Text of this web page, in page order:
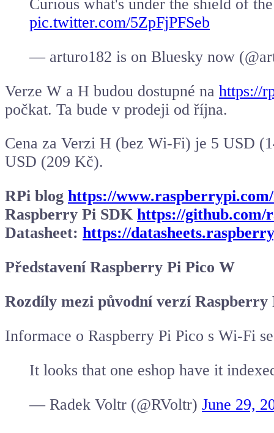
Curious what's under the shield of
pic.twitter.com/5ZpFjPFSeb
— arturo182 is on Bluesky now
Verze W a H budou dostupné na https://
počkat. Ta bude v prodeji od října.
Cena za Verzi H (bez Wi-Fi) je 5 USD
USD (209 Kč).
RPi blog https://
Raspberry Pi SDK https://github.com/
Datasheet: https://
Představení Raspberry Pi Pico W
Rozdíly mezi původní verzí
Informace o Raspberry Pi Pico s Wi-Fi
It looks that one eshop have it
— Radek Voltr (@RVoltr) June 29,